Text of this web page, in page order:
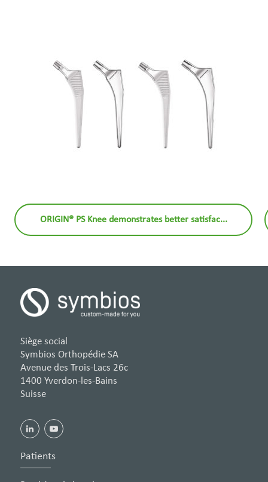
ORIGIN® PS Knee demonstrates better satisfac...
Siège social
Symbios Orthopédie SA
Avenue des Trois-Lacs 26c
1400 Yverdon-les-Bains
Suisse
Patients